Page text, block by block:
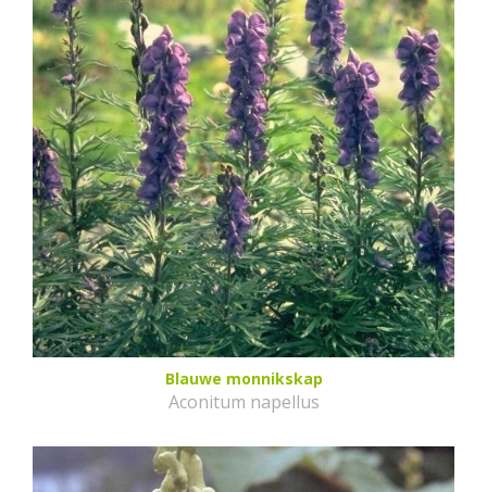
Blauwe monnikskap
Aconitum napellus